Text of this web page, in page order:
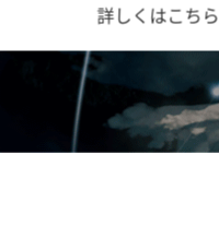
詳しくはこちら